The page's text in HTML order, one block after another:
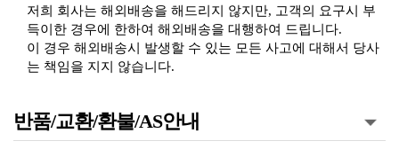
저희 회사는 해외배송을 해드리지 않지만, 고객의 요구시 부
득이한 경우에 한하여 해외배송을 대행하여 드립니다.
이 경우 해외배송시 발생할 수 있는 모든 사고에 대해서 당사
는 책임을 지지 않습니다.
반품/교환/환불/AS안내